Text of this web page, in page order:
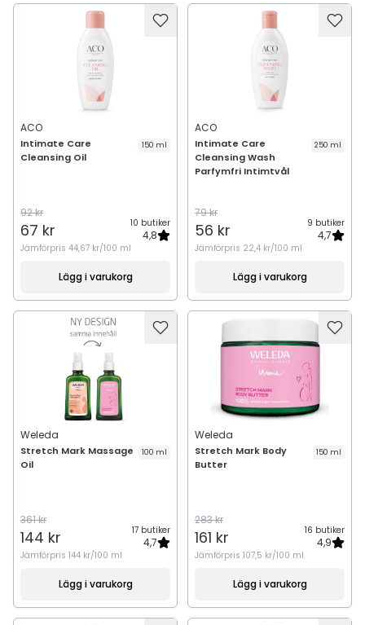
ACO
Intimate Care
Cleansing Oil
150 ml
92 kr
67 kr 10 butiker
4,8
Jämförpris 44,67 kr/100 ml
Lägg i varukorg
ACO
Intimate Care
Cleansing Wash
Parfymfri Intimtvål
250 ml
79 kr
56 kr 9 butiker
4,7
Jämförpris 22,4 kr/100 ml
Lägg i varukorg
Weleda
Stretch Mark Massage
Oil
100 ml
361 kr
144 kr 17 butiker
4,7
Jämförpris 144 kr/100 ml
Lägg i varukorg
Weleda
Stretch Mark Body
Butter
150 ml
283 kr
161 kr 16 butiker
4,9
Jämförpris 107,5 kr/100 ml
Lägg i varukorg